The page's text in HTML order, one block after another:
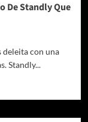
De Standly Que
deleita con una
Standly...